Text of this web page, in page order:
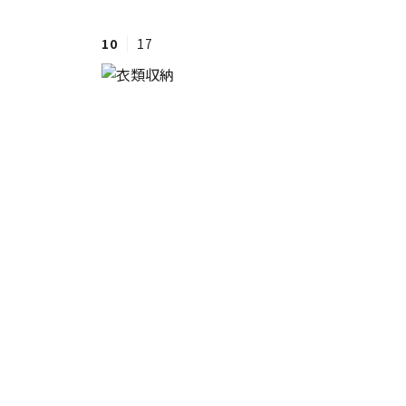
#ワンオペ育児
10 17